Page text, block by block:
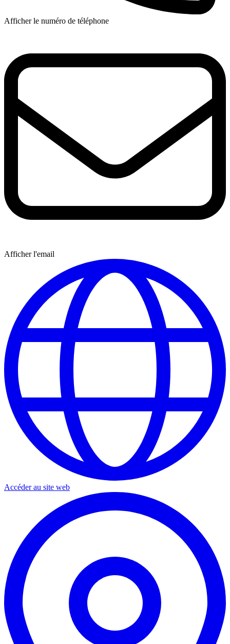
Afficher le numéro de téléphone
Afficher l'email
Accéder au site web